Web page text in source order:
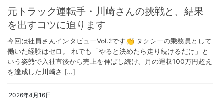
元トラック運転手・川崎さんの挑戦と、結果
を出すコツに迫ります
今回は社員さんインタビューVol.2です👏 タクシーの乗務員として
働いた経験はゼロ。 れでも「やると決めたら走り続けるだけ」と
いう姿勢で入社直後から売上を伸ばし続け、月の運収100万円超え
を達成した川崎さ […]
2026年4月16日